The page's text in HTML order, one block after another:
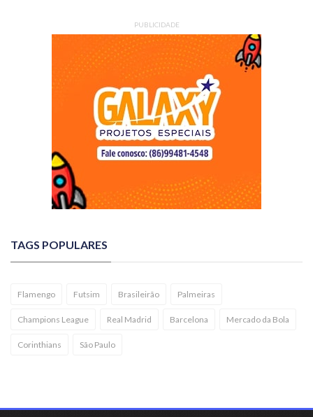
PUBLICIDADE
TAGS POPULARES
Flamengo Futsim Brasileirão Palmeiras
Champions League Real Madrid Barcelona Mercado da Bola
Corinthians São Paulo